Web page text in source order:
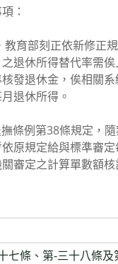
：
育部刻正依新修正
退休所得替代率需
發退休金，俟相關
退休所得。
條例第38條規定，
原規定給與標準審
審定之計算單數額
七條、第-三十八條